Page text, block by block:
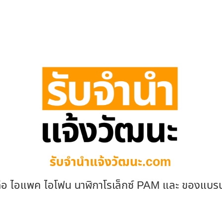
รับจํานําแจ้งวัฒนะ.com
ไอแพค ไอโฟน นาฬิกาโรเล็กซ์ PAM และ ของแบ